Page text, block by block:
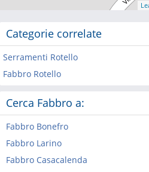
Categorie correlate
Serramenti Rotello
Fabbro Rotello
Cerca Fabbro a:
Fabbro Bonefro
Fabbro Larino
Fabbro Casacalenda